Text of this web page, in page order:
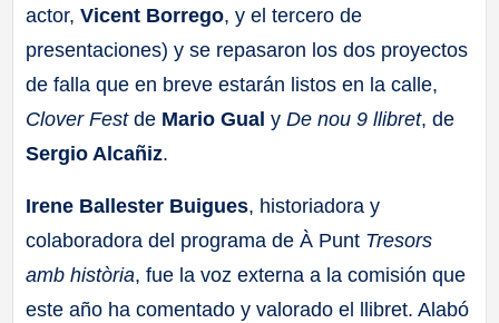
actor,Vicent Borrego, y el tercero de
presentaciones) y se repasaron los dos proyectos
de falla que en breve estarán listos en la calle,
Clover Festde Mario Gual yDe nou 9 llibret, de
Sergio Alcañiz.
Irene Ballester Buigues, historiadora y
colaboradora del programa de À Punt Tresors
amb història, fue la voz externa a la comisión que
este año ha comentado y valorado el llibret. Alabó